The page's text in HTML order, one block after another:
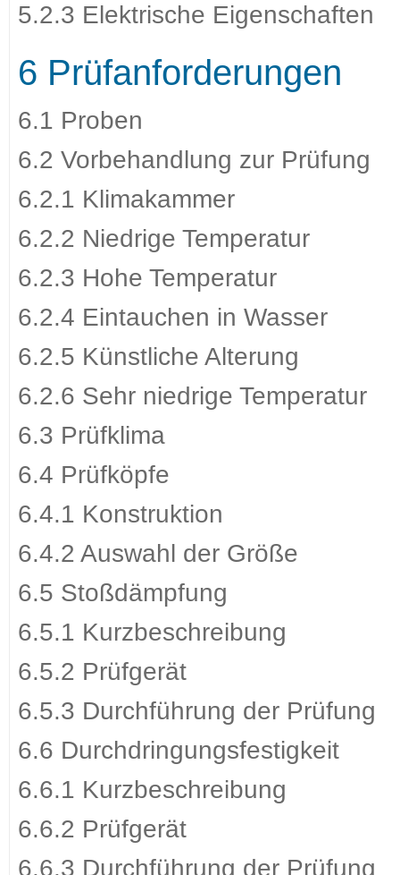
5.2.3 Elektrische Eigenschaften
6 Prüfanforderungen
6.1 Proben
6.2 Vorbehandlung zur Prüfung
6.2.1 Klimakammer
6.2.2 Niedrige Temperatur
6.2.3 Hohe Temperatur
6.2.4 Eintauchen in Wasser
6.2.5 Künstliche Alterung
6.2.6 Sehr niedrige Temperatur
6.3 Prüfklima
6.4 Prüfköpfe
6.4.1 Konstruktion
6.4.2 Auswahl der Größe
6.5 Stoßdämpfung
6.5.1 Kurzbeschreibung
6.5.2 Prüfgerät
6.5.3 Durchführung der Prüfung
6.6 Durchdringungsfestigkeit
6.6.1 Kurzbeschreibung
6.6.2 Prüfgerät
6.6.3 Durchführung der Prüfung